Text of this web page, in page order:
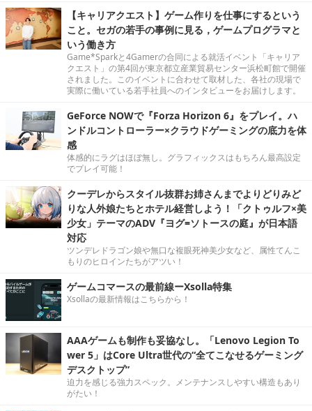
【キャリアクエスト】ゲーム作りを仕事にするという
こと。セガの若手の事例に見る，ゲームプログラマと
いう働き方
Game*Sparkと4Gamerの合同による就活イベント「キャリア
クエスト」の第4回が東京都立産業貿易センター浜松町館で開催
されました。このイベントに合わせて取材した、各社の現場で
実際に働いている若手社員へのインタビューをお届けします。
GeForce NOWで『Forza Horizon 6』をプレイ。ハ
ンドルコントローラー×クラウドゲーミングの底力を体
感
体感的にラグはほぼ無し。グラフィックスはもちろん最高設定
でプレイ可能！
クーデレからスタイル抜群お姉さんまでよりどりみど
りな人外娘たちとホテル経営しよう！「クトゥルフ×美
少女」テーマのADV『ヨグ=ソトースの庭』が日本語
対応
ツンデレドラゴン娘や無口な複眼死神美少女など、属性てんこ
もりのヒロインたちがアツい！
ゲームコマースの最前線ーXsolla特集
Xsollaの最新情報はこちらから！
AAAゲームも制作も妥協なし。「Lenovo Legion To
wer 5」はCore Ultra世代の“全てこなせるゲーミング
デスクトップ”
迫力を感じる強力スペック。メンテナンスしやすい構造もあり
がたい！